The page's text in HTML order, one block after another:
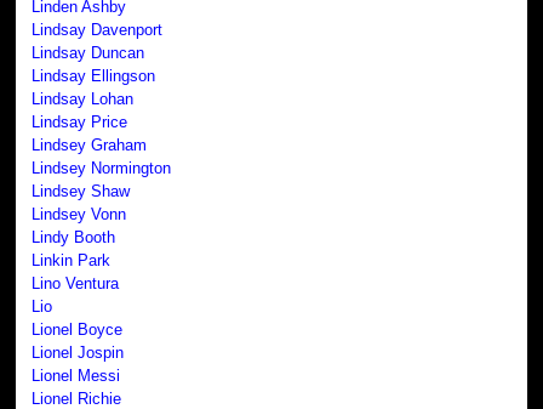
Linden Ashby
Lindsay Davenport
Lindsay Duncan
Lindsay Ellingson
Lindsay Lohan
Lindsay Price
Lindsey Graham
Lindsey Normington
Lindsey Shaw
Lindsey Vonn
Lindy Booth
Linkin Park
Lino Ventura
Lio
Lionel Boyce
Lionel Jospin
Lionel Messi
Lionel Richie